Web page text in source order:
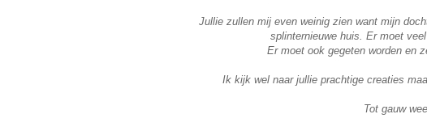
Jullie zullen mij even weinig zien want mijn
splinternieuwe huis. Er moet
Er moet ook gegeten worden en
Ik kijk wel naar jullie prachtige creaties
Tot gauw